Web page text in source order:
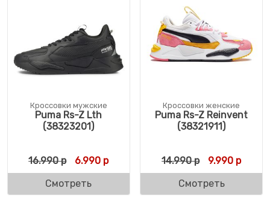
Кроссовки мужские
Puma Rs-Z Lth
(38323201)
16.990р Первоначальная цена составляла 16.990
6.990 рТекущая цена: 6.990 р.
Смотреть
Кроссовки женские
Puma Rs-Z Reinvent
(38321911)
14.990р 9.990 р
Смотреть